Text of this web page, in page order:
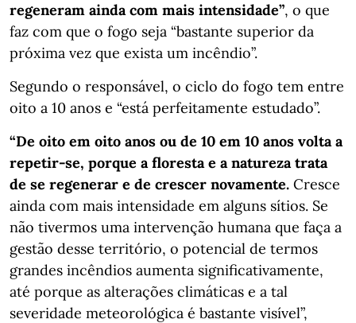
regeneram ainda com mais intensidade”, o que
faz com que o fogo seja “bastante superior da
próxima vez que exista um incêndio”.
Segundo o responsável, o ciclo do fogo tem entre
oito a 10 anos e “está perfeitamente estudado”.
“De oito em oito anos ou de 10 em 10 anos volta a
repetir-se, porque a floresta e a natureza trata
de se regenerar e de crescer novamente. Cresce
ainda com mais intensidade em alguns sítios. Se
não tivermos uma intervenção humana que faça a
gestão desse território, o potencial de termos
grandes incêndios aumenta significativamente,
até porque as alterações climáticas e a tal
severidade meteorológica é bastante visível”,